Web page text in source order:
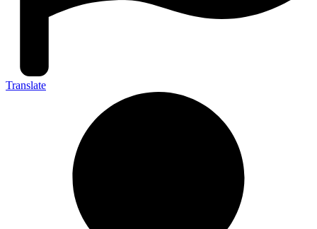
Translate